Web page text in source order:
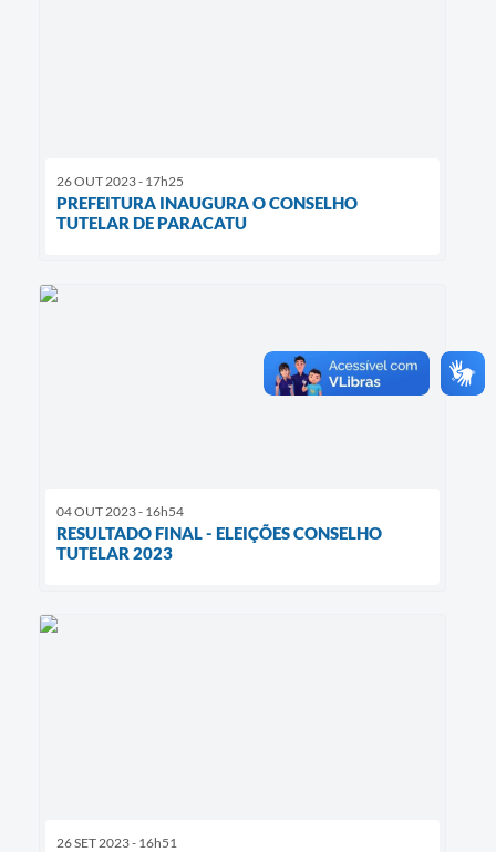
26 OUT 2023 - 17h25
PREFEITURA INAUGURA O CONSELHO
TUTELAR DE PARACATU
04 OUT 2023 - 16h54
RESULTADO FINAL - ELEIÇÕES CONSELHO
TUTELAR 2023
26 SET 2023 - 16h51